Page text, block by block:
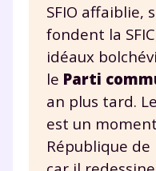
SFIO affaiblie,
fondent la
idéaux
le Parti
an plus tard.
est un
République de
TESTER
* Votre code d'accès
renseignant votre e-mail,
données à caractère
la marque myMaxicours,
accès au service de
savoir plus sur la
pour exercer vos droits,
charte.